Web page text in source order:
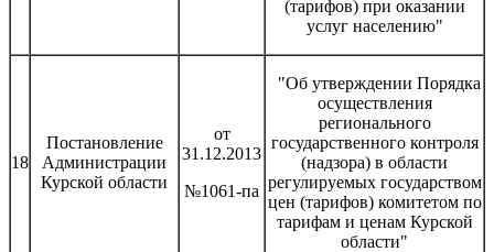
(тарифов) при оказании
услуг населению"
18
Постановление
Администрации
Курской области
от
31.12.2013
№1061-па
"Об утверждении Порядка
осуществления
регионального
государственного контроля
(надзора) в области
регулируемых государством
цен (тарифов) комитетом по
тарифам и ценам Курской
области"